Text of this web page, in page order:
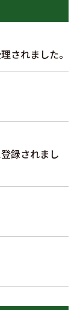
されました。
録されまし